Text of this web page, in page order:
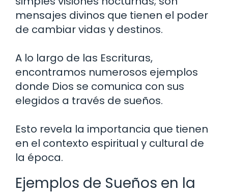
mensajes divinos que tienen el poder
de cambiar vidas y destinos.
A lo largo de las Escrituras,
encontramos numerosos ejemplos
donde Dios se comunica con sus
elegidos a través de sueños.
Esto revela la importancia que tienen
en el contexto espiritual y cultural de
la época.
Ejemplos de Sueños en la